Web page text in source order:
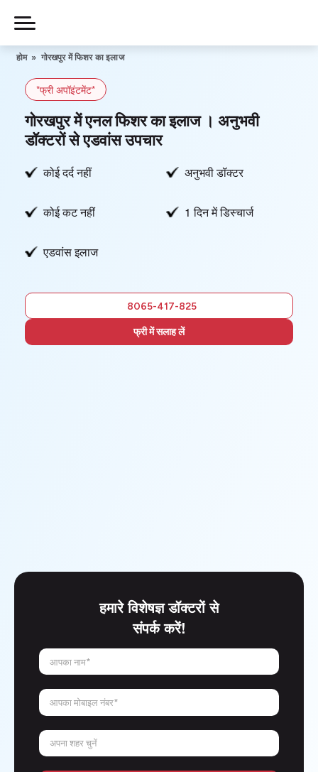
content
Piles
हमारे बारे में
हमसे संपर्क करें
फ्री में
सलाह लें
होम » गोरखपुर में फिशर का इलाज
*फ्री अपॉइंटमेंट*
गोरखपुर में एनल फिशर का इलाज । अनुभवी
डॉक्टरों से एडवांस उपचार
कोई दर्द नहीं अनुभवी डॉक्टर
कोई कट नहीं 1 दिन में डिस्चार्ज
एडवांस इलाज
8065-417-825
फ्री में सलाह लें
हमारे विशेषज्ञ डॉक्टरों से
संपर्क करें!
आपका नाम*
आपका मोबाइल नंबर*
अपना शहर चुनें